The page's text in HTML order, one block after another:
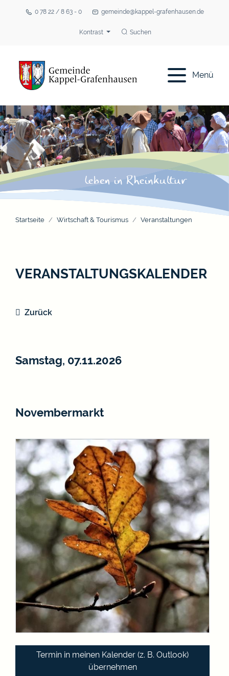
0 78 22 / 8 63 - 0 gemeinde@kappel-grafenhausen.de
Kontrast Suchen
Menü
Startseite Wirtschaft & Tourismus Veranstaltungen
VERANSTALTUNGSKALENDER
Zurück
Samstag, 07.11.2026
Novembermarkt
Termin in meinen Kalender (z. B. Outlook)
übernehmen